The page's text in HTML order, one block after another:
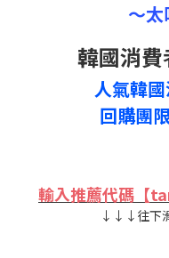
～
韓國消
人氣韓
回購團
輸入推薦代碼【
↓↓↓往下